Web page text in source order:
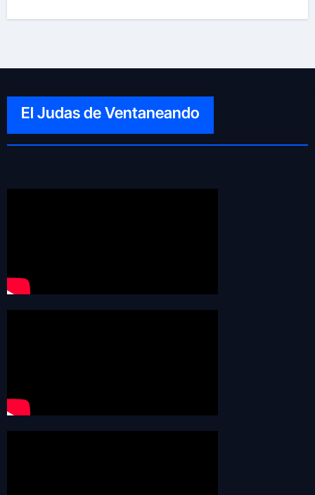
El Judas de Ventaneando